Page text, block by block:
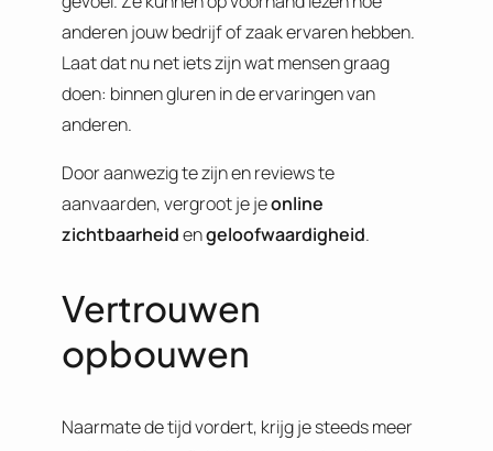
anderen jouw bedrijf of zaak ervaren hebben.
Laat dat nu net iets zijn wat mensen graag
doen: binnen gluren in de ervaringen van
anderen.
Door aanwezig te zijn en reviews te
aanvaarden, vergroot je jeonline
zichtbaarheidengeloofwaardigheid.
Vertrouwen
opbouwen
Naarmate de tijd vordert, krijg je steeds meer